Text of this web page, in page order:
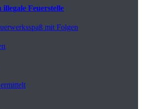
Feuerstelle
mit Folgen